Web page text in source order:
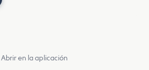
Abrir en la aplicación